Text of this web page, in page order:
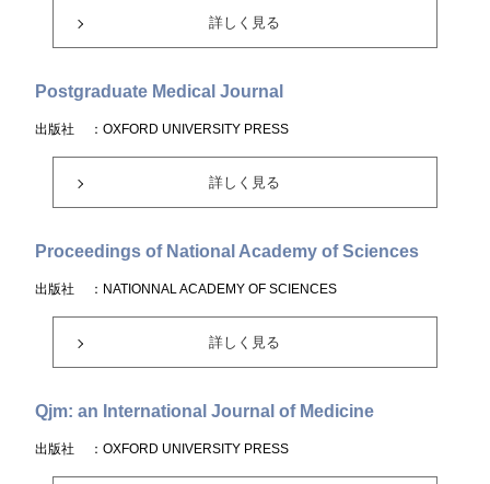
詳しく見る
Postgraduate Medical Journal
出版社 ：OXFORD UNIVERSITY PRESS
詳しく見る
Proceedings of National Academy of Sciences
出版社 ：NATIONNAL ACADEMY OF SCIENCES
詳しく見る
Qjm: an International Journal of Medicine
出版社 ：OXFORD UNIVERSITY PRESS